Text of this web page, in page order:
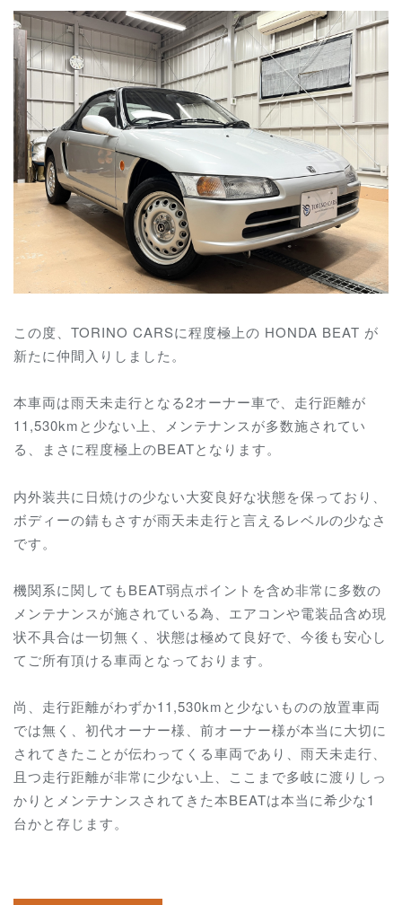
この度、TORINO CARSに程度極上の HONDA BEAT が
新たに仲間入りしました。
本車両は雨天未走行となる2オーナー車で、走行距離が
11,530kmと少ない上、メンテナンスが多数施されてい
る、まさに程度極上のBEATとなります。
内外装共に日焼けの少ない大変良好な状態を保っており、
ボディーの錆もさすが雨天未走行と言えるレベルの少なさ
です。
機関系に関してもBEAT弱点ポイントを含め非常に多数の
メンテナンスが施されている為、 エアコンや電装品含め現
状不具合は一切無く、 状態は極めて良好で、 今後も安心し
てご所有頂ける車両となっております。
尚、走行距離がわずか11,530kmと少ないものの放置車両
では無く、初代オーナー様、前オーナー様が本当に大切に
されてきたことが伝わってくる車両であり、雨天未走行、
且つ走行距離が非常に少ない上、ここまで多岐に渡りしっ
かりとメンテナンスされてきた本BEATは本当に希少な1
台かと存じます。